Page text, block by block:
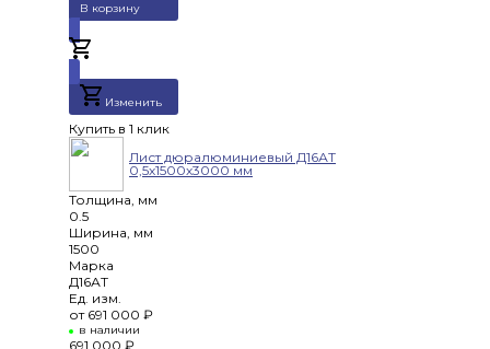
В корзину
Изменить
Купить в 1 клик
Лист дюралюминиевый Д16АТ
0,5х1500х3000 мм
Толщина, мм
0.5
Ширина, мм
1500
Марка
Д16АТ
Ед. изм.
от 691 000 ₽
в наличии
691 000 ₽